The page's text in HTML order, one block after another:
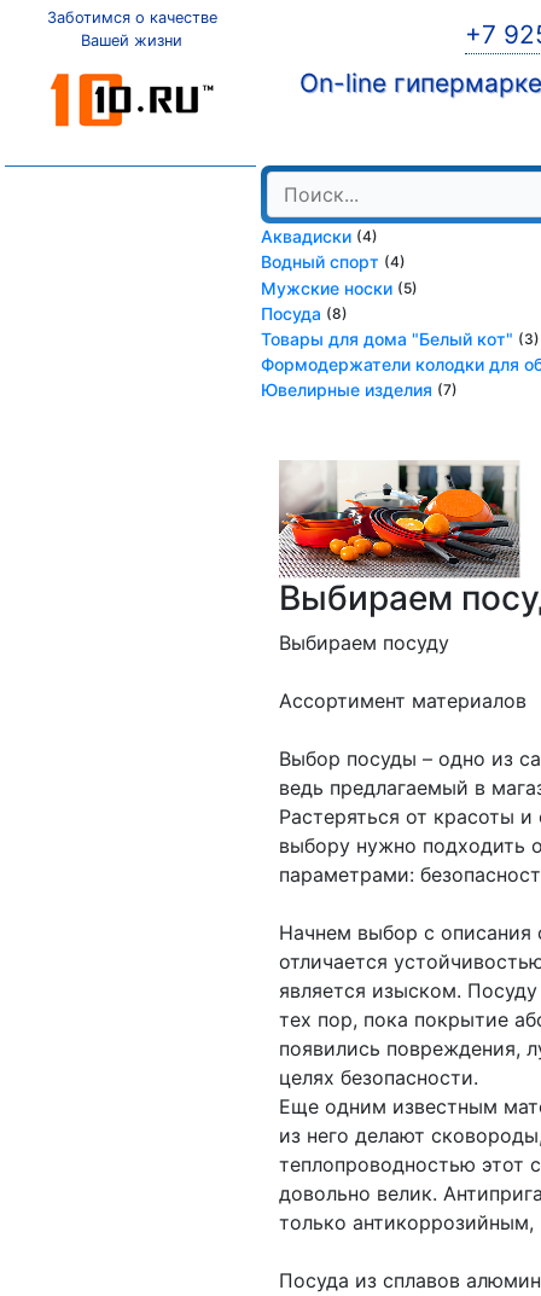
Заботимся о качестве
Вашей жизни
+7
On-line
Аквадиски (4)
Водный спорт (4)
Мужские носки (5)
Посуда (8)
Товары для дома "Белый кот" (3)
Формодержатели колодки для
Ювелирные изделия (7)
Выбираем
Выбираем посуду
Ассортимент материалов
Выбор посуды – одно из
ведь предлагаемый в
Растеряться от красоты
выбору нужно подходить
параметрами:
Начнем выбор с описания
отличается
является изыском.
тех пор, пока покрытие
появились повреждения,
целях безопасности.
Еще одним известным
из него делают
теплопроводностью этот
довольно велик.
только
Посуда из сплавов